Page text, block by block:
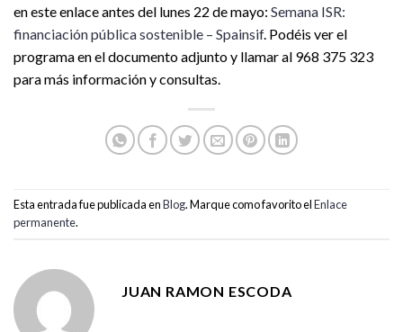
en este enlace antes del lunes 22 de mayo: Semana ISR:
financiación pública sostenible – Spainsif. Podéis ver el
programa en el documento adjunto y llamar al 968 375 323
para más información y consultas.
Esta entrada fue publicada enBlog. Marque como favorito elEnlace
permanente.
JUAN RAMON ESCODA